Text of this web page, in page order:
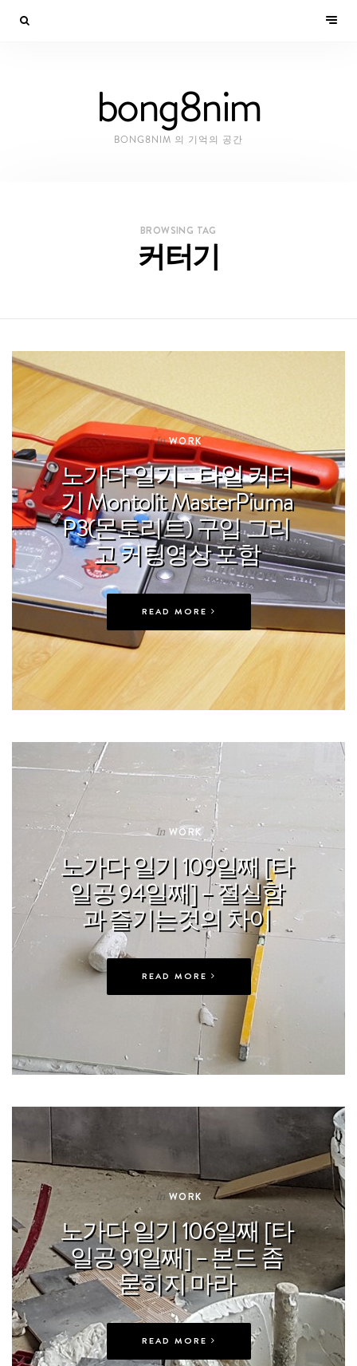
bong8nim
BONG8NIM 의 기억의 공간
BROWSING TAG
커터기
In WORK
노가다 일기 – 타일 커터
기 Montolit MasterPiuma
P3(몬토리트) 구입 그리
고 커팅영상 포함
READ MORE
In WORK
노가다 일기 109일째 [타
일공 94일째] – 절실함
과 즐기는것의 차이
READ MORE
In WORK
노가다 일기 106일째 [타
일공 91일째] – 본드 좀
묻히지 마라
READ MORE